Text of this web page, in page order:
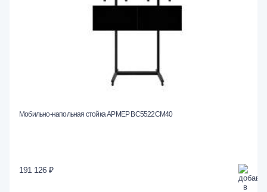
Мобильно-напольная стойка АРМЕР ВС5522СМ40
191 126 ₽